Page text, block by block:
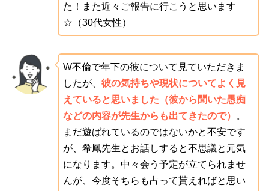
た！また近々ご報告に行こうと思います
☆（30代女性）
W不倫で年下の彼について見ていただきま
したが、 彼の気持ちや現状についてよく見
えていると思いました（彼から聞いた愚痴
などの内容が先生からも出てきたので）
。
まだ遊ばれているのではないかと不安です
が、希鳳先生とお話しすると不思議と元気
になります。中々会う予定が立てられませ
んが、今度そちらも占って貰えればと思い